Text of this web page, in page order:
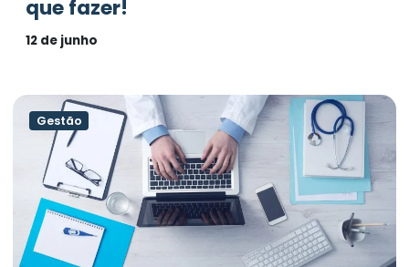
que fazer!
12 de junho
Gestão